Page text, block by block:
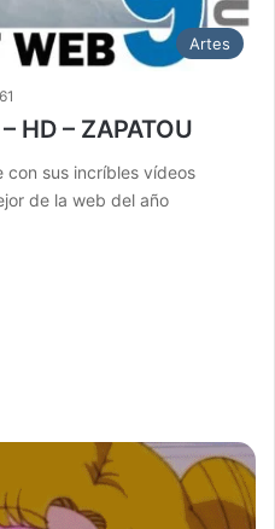
Artes
HD – ZAPATOU
con sus incríbles vídeos
de la web del año